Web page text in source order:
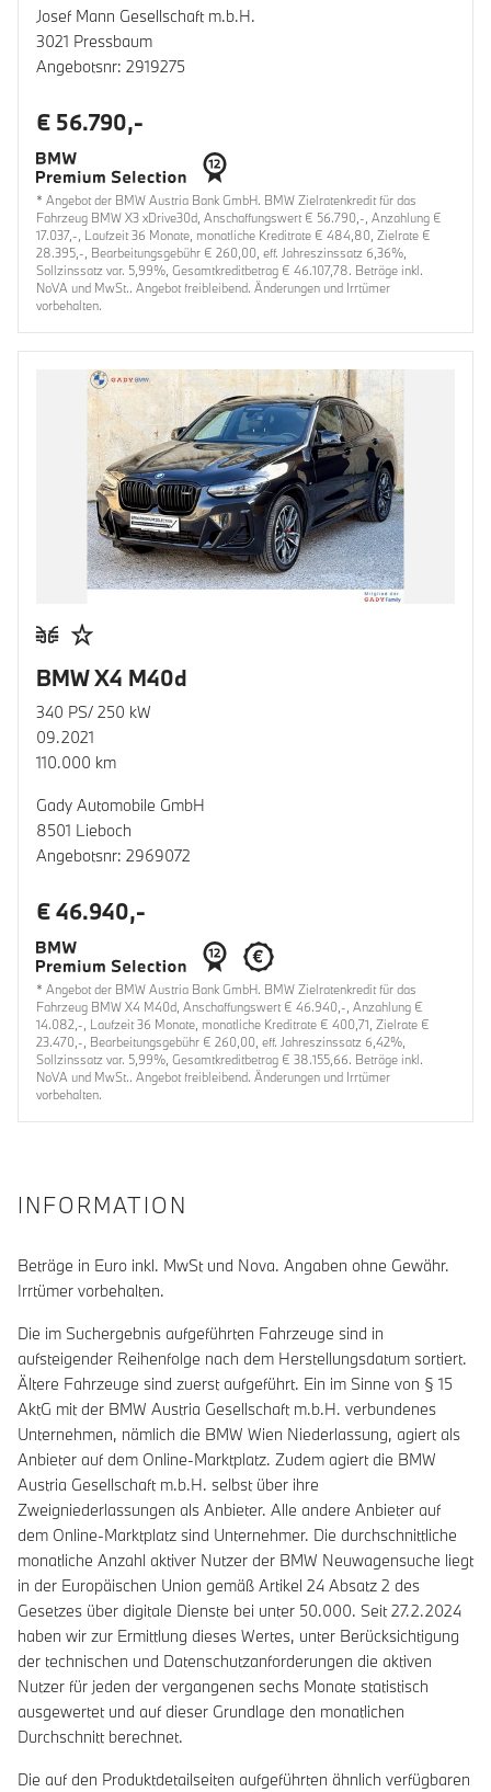
Josef Mann Gesellschaft m.b.H.
3021 Pressbaum
Angebotsnr: 2919275
€ 56.790,-
* Angebot der BMW Austria Bank GmbH. BMW Zielratenkredit für das
Fahrzeug BMW X3 xDrive30d, Anschaffungswert € 56.790,-, Anzahlung €
17.037,-, Laufzeit 36 Monate, monatliche Kreditrate € 484,80, Zielrate €
28.395,-, Bearbeitungsgebühr € 260,00, eff. Jahreszinssatz 6,36%,
Sollzinssatz var. 5,99%, Gesamtkreditbetrag € 46.107,78. Beträge inkl.
NoVA und MwSt.. Angebot freibleibend. Änderungen und Irrtümer
vorbehalten.
BMW X4 M40d
340 PS/ 250 kW
09.2021
110.000 km
Gady Automobile GmbH
8501 Lieboch
Angebotsnr: 2969072
€ 46.940,-
* Angebot der BMW Austria Bank GmbH. BMW Zielratenkredit für das
Fahrzeug BMW X4 M40d, Anschaffungswert € 46.940,-, Anzahlung €
14.082,-, Laufzeit 36 Monate, monatliche Kreditrate € 400,71, Zielrate €
23.470,-, Bearbeitungsgebühr € 260,00, eff. Jahreszinssatz 6,42%,
Sollzinssatz var. 5,99%, Gesamtkreditbetrag € 38.155,66. Beträge inkl.
NoVA und MwSt.. Angebot freibleibend. Änderungen und Irrtümer
vorbehalten.
INFORMATION
Beträge in Euro inkl. MwSt und Nova. Angaben ohne Gewähr.
Irrtümer vorbehalten.
Die im Suchergebnis aufgeführten Fahrzeuge sind in
aufsteigender Reihenfolge nach dem Herstellungsdatum sortiert.
Ältere Fahrzeuge sind zuerst aufgeführt. Ein im Sinne von § 15
AktG mit der BMW Austria Gesellschaft m.b.H. verbundenes
Unternehmen, nämlich die BMW Wien Niederlassung, agiert als
Anbieter auf dem Online-Marktplatz. Zudem agiert die BMW
Austria Gesellschaft m.b.H. selbst über ihre
Zweigniederlassungen als Anbieter. Alle andere Anbieter auf
dem Online-Marktplatz sind Unternehmer. Die durchschnittliche
monatliche Anzahl aktiver Nutzer der BMW Neuwagensuche liegt
in der Europäischen Union gemäß Artikel 24 Absatz 2 des
Gesetzes über digitale Dienste bei unter 50.000. Seit 27.2.2024
haben wir zur Ermittlung dieses Wertes, unter Berücksichtigung
der technischen und Datenschutzanforderungen die aktiven
Nutzer für jeden der vergangenen sechs Monate statistisch
ausgewertet und auf dieser Grundlage den monatlichen
Durchschnitt berechnet.
Die auf den Produktdetailseiten aufgeführten ähnlich verfügbaren